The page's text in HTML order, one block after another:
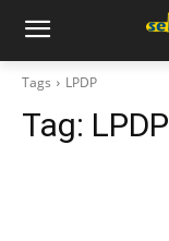
Tags LPDP
Tag: LPDP